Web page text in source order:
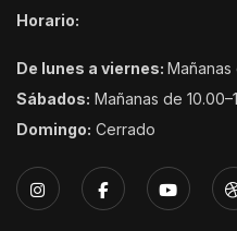
Horario:
De lunes a viernes: Mañanas
Sábados: Mañanas de
Domingo: Cerrado